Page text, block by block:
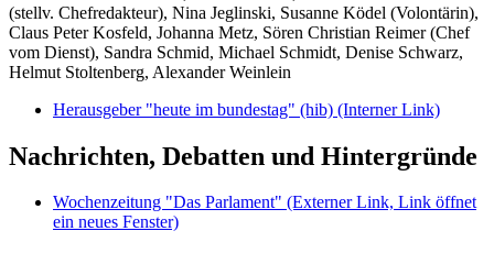
(stellv. Chefredakteur), Nina Jeglinski, Susanne Ködel (Volontärin),
Claus Peter Kosfeld, Johanna Metz, Sören Christian Reimer (Chef
vom Dienst), Sandra Schmid, Michael Schmidt, Denise Schwarz,
Helmut Stoltenberg, Alexander Weinlein
Herausgeber "heute im bundestag" (hib) (Interner Link)
Nachrichten, Debatten und Hintergründe
Wochenzeitung "Das Parlament" (Externer Link, Link öffnet
ein neues Fenster)